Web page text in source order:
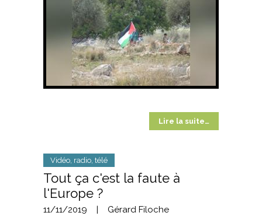
Lire la suite…
Vidéo, radio, télé
Tout ça c'est la faute à
l'Europe ?
11/11/2019 | Gérard Filoche